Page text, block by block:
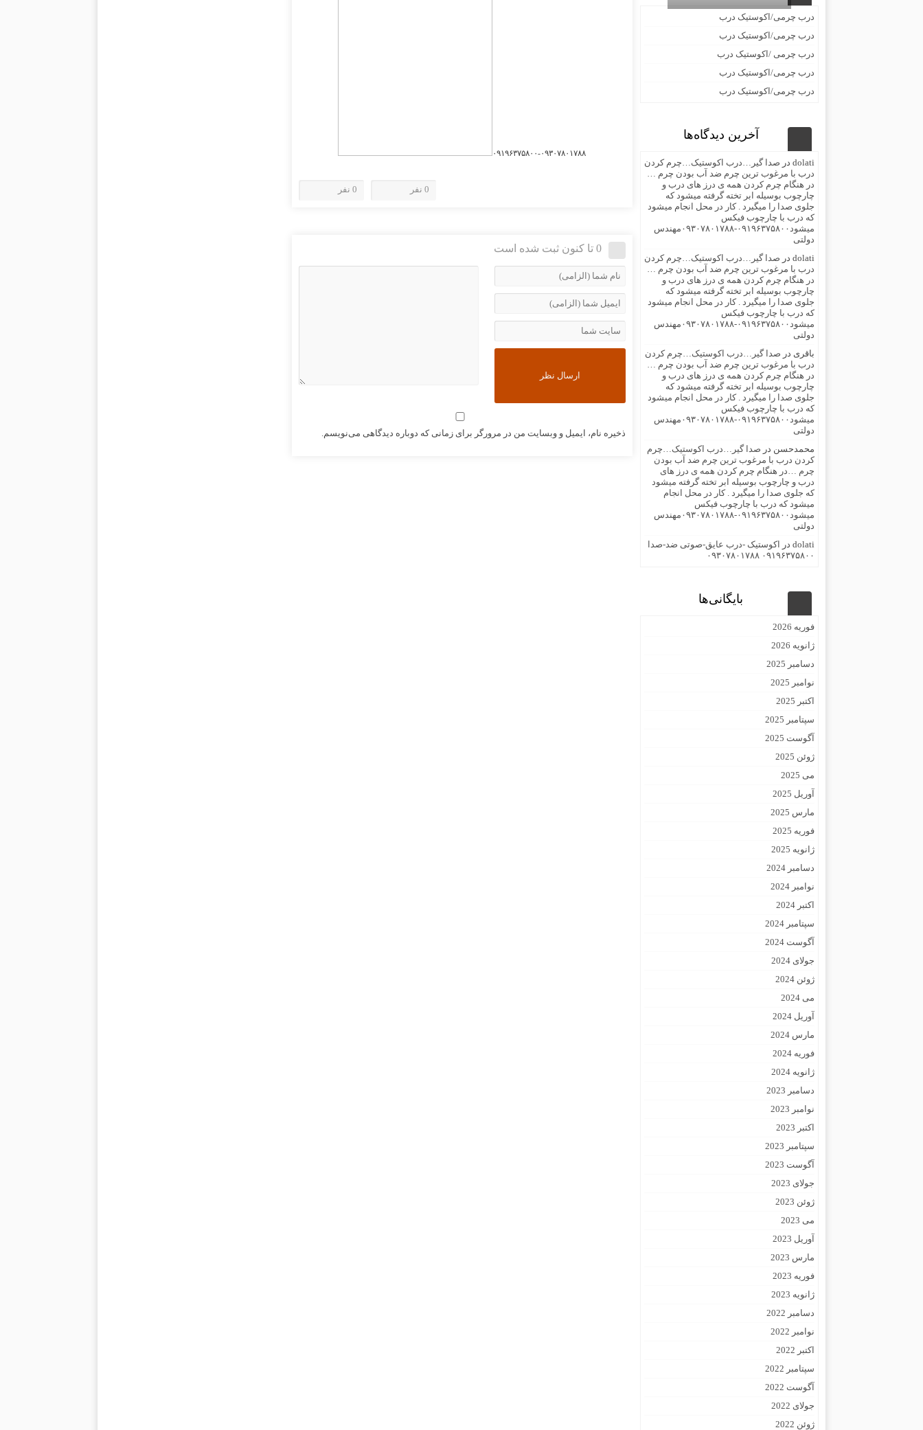
۰۹۱۹۶۳۷۵۸۰۰-۰۹۳۰۷۸۰۱۷۸۸
0 نفر 0 نفر
0 تا کنون ثبت شده است
ذخیره نام، ایمیل و وبسایت من در مرورگر برای زمانی که دوباره دیدگاهی می‌نویسم.
درب چرمی/اکوستیک درب
درب چرمی/اکوستیک درب
درب چرمی /اکوستیک درب
درب چرمی/اکوستیک درب
درب چرمی/اکوستیک درب
آخرین دیدگاه‌ها
dolati در صدا گیر…درب اکوستیک…چرم کردن
درب با مرغوب ترین چرم ضد آب بودن چرم …
در هنگام چرم کردن همه ی درز های درب و
چارچوب بوسیله ابر تخته گرفته میشود که
جلوی صدا را میگیرد . کار در محل انجام میشود
که درب با چارچوب فیکس
میشود۰۹۱۹۶۳۷۵۸۰۰-۰۹۳۰۷۸۰۱۷۸۸مهندس
دولتی
dolati در صدا گیر…درب اکوستیک…چرم کردن
درب با مرغوب ترین چرم ضد آب بودن چرم …
در هنگام چرم کردن همه ی درز های درب و
چارچوب بوسیله ابر تخته گرفته میشود که
جلوی صدا را میگیرد . کار در محل انجام میشود
که درب با چارچوب فیکس
میشود۰۹۱۹۶۳۷۵۸۰۰-۰۹۳۰۷۸۰۱۷۸۸مهندس
دولتی
باقری در صدا گیر…درب اکوستیک…چرم کردن
درب با مرغوب ترین چرم ضد آب بودن چرم …
در هنگام چرم کردن همه ی درز های درب و
چارچوب بوسیله ابر تخته گرفته میشود که
جلوی صدا را میگیرد . کار در محل انجام میشود
که درب با چارچوب فیکس
میشود۰۹۱۹۶۳۷۵۸۰۰-۰۹۳۰۷۸۰۱۷۸۸مهندس
دولتی
محمدحسن در صدا گیر…درب اکوستیک…چرم
کردن درب با مرغوب ترین چرم ضد آب بودن
چرم …در هنگام چرم کردن همه ی درز های
درب و چارچوب بوسیله ابر تخته گرفته میشود
که جلوی صدا را میگیرد . کار در محل انجام
میشود که درب با چارچوب فیکس
میشود۰۹۱۹۶۳۷۵۸۰۰-۰۹۳۰۷۸۰۱۷۸۸مهندس
دولتی
dolati در
اکوستیک -درب عایق-صوتی ضد-صدا
۰۹۱۹۶۳۷۵۸۰۰ ۰۹۳۰۷۸۰۱۷۸۸
بایگانی‌ها
فوریه 2026
ژانویه 2026
دسامبر 2025
نوامبر 2025
اکتبر 2025
سپتامبر 2025
آگوست 2025
ژوئن 2025
می 2025
آوریل 2025
مارس 2025
فوریه 2025
ژانویه 2025
دسامبر 2024
نوامبر 2024
اکتبر 2024
سپتامبر 2024
آگوست 2024
جولای 2024
ژوئن 2024
می 2024
آوریل 2024
مارس 2024
فوریه 2024
ژانویه 2024
دسامبر 2023
نوامبر 2023
اکتبر 2023
سپتامبر 2023
آگوست 2023
جولای 2023
ژوئن 2023
می 2023
آوریل 2023
مارس 2023
فوریه 2023
ژانویه 2023
دسامبر 2022
نوامبر 2022
اکتبر 2022
سپتامبر 2022
آگوست 2022
جولای 2022
ژوئن 2022